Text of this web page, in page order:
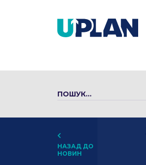
НАЗАД ДО
НОВИН